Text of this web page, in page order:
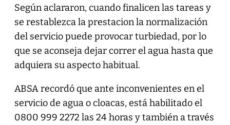
Según aclararon, cuando finalicen las tareas y
se restablezca la prestacion la normalización
del servicio puede provocar turbiedad, por lo
que se aconseja dejar correr el agua hasta que
adquiera su aspecto habitual.
ABSA recordó que ante inconvenientes en el
servicio de agua o cloacas, está habilitado el
0800 999 2272 las 24 horas y también a través